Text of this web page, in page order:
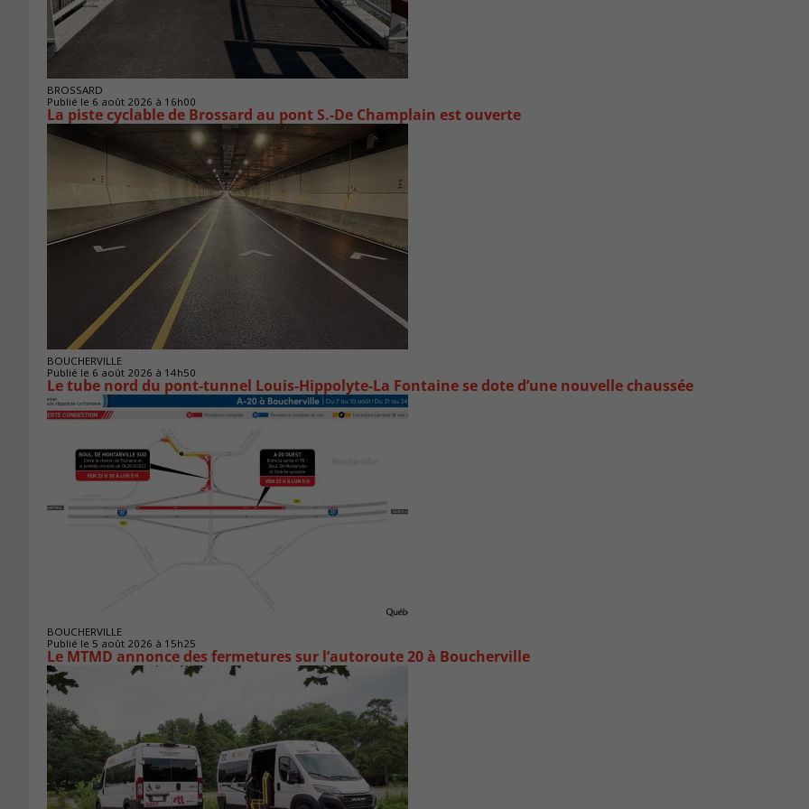
BROSSARD
Publié le 6 août 2026 à 16h00
La piste cyclable de Brossard au pont S.-De Champlain est ouverte
BOUCHERVILLE
Publié le 6 août 2026 à 14h50
Le tube nord du pont-tunnel Louis-Hippolyte-La Fontaine se dote d’une nouvelle chaussée
BOUCHERVILLE
Publié le 5 août 2026 à 15h25
Le MTMD annonce des fermetures sur l’autoroute 20 à Boucherville